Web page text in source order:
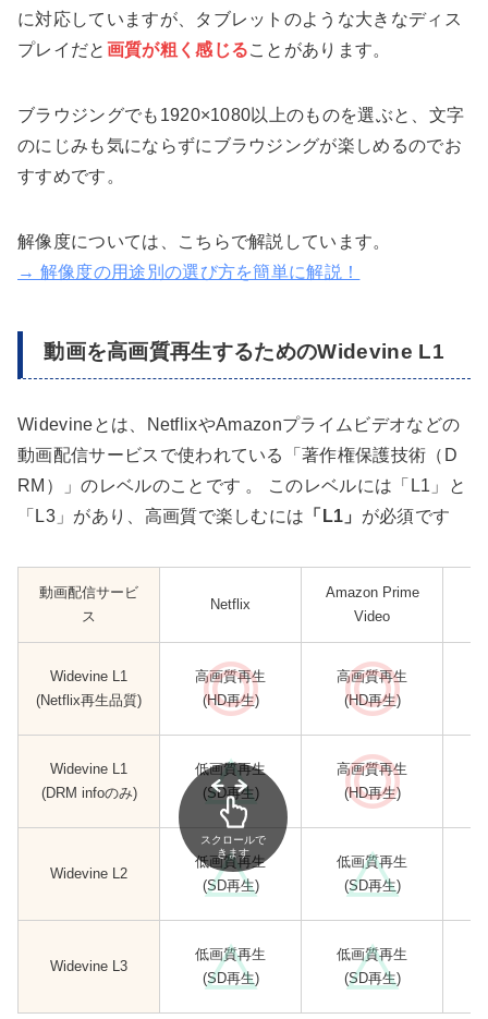
に対応していますが、タブレットのような大きなディス
プレイだと 画質が粗く感じることがあります。
ブラウジングでも1920×1080以上のものを選ぶと、文字
のにじみも気にならずにブラウジングが楽しめるのでお
すすめです。
解像度については、こちらで解説しています。
→ 解像度の用途別の選び方を簡単に解説！
動画を高画質再生するためのWidevine L1
Widevineとは、NetflixやAmazonプライムビデオなどの
動画配信サービスで使われている「著作権保護技術（D
RM）」のレベルのことです 。 このレベルには「L1」と
「L3」があり、高画質で楽しむには 「L1」 が必須です
動画配信サービ
ス
Netflix
Amazon Prime
Video
Widevine L1
(Netflix再生品質)
高画質再生
(HD再生)
高画質再生
(HD再生)
Widevine L1
(DRM infoのみ)
低画質再生
(SD再生)
高画質再生
(HD再生)
Widevine L2
低画質再生
(SD再生)
低画質再生
(SD再生)
Widevine L3
低画質再生
(SD再生)
低画質再生
(SD再生)
スクロールで
きます